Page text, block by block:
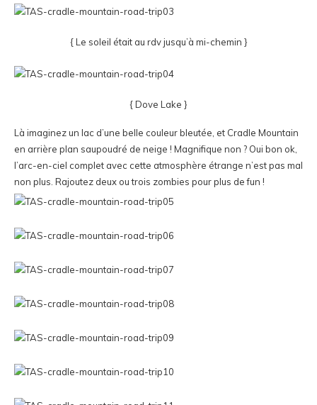
{ Le soleil était au rdv jusqu’à mi-chemin }
{ Dove Lake }
Là imaginez un lac d’une belle couleur bleutée, et Cradle Mountain
en arrière plan saupoudré de neige ! Magnifique non ? Oui bon ok,
l’arc-en-ciel complet avec cette atmosphère étrange n’est pas mal
non plus. Rajoutez deux ou trois zombies pour plus de fun !